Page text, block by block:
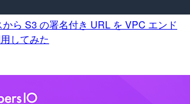
ら S3 の署名付き URL を VPC エンド
してみた